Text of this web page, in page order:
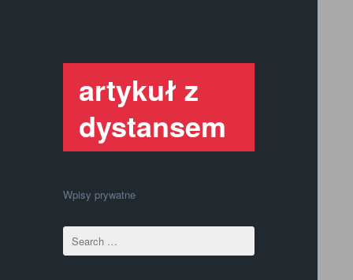
artykuł z
dystansem
Wpisy prywatne